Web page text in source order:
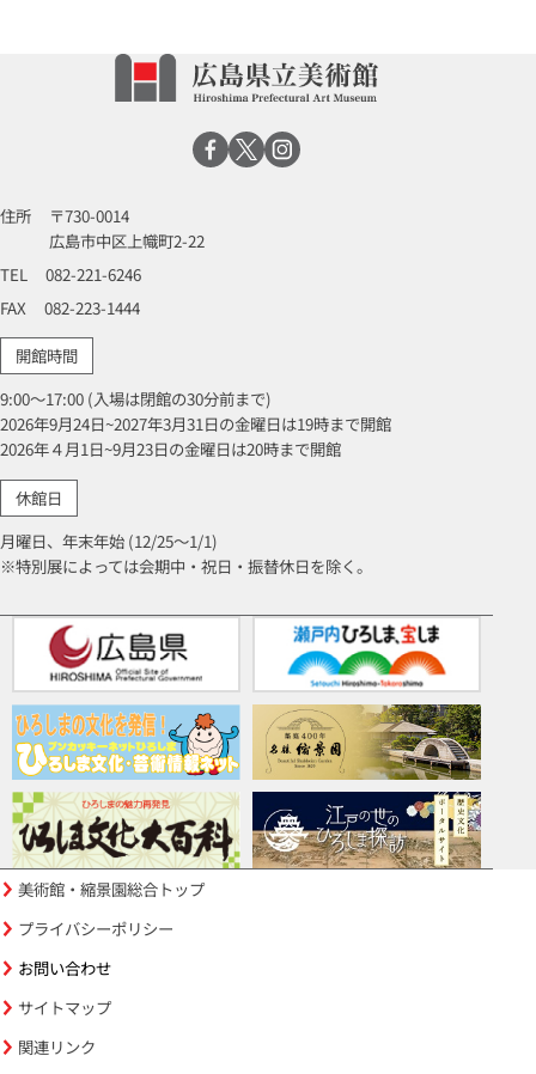
住所
〒730-0014
広島市中区上幟町2-22
TEL
082-221-6246
FAX
082-223-1444
開館時間
9:00～17:00 (入場は閉館の30分前まで)
2026年9月24日~2027年3月31日の金曜日は19時まで開館
2026年４月1日~9月23日の金曜日は20時まで開館
休館日
月曜日、年末年始 (12/25～1/1)
※特別展によっては会期中・祝日・振替休日を除く。
美術館・縮景園総合トップ
プライバシーポリシー
お問い合わせ
サイトマップ
関連リンク